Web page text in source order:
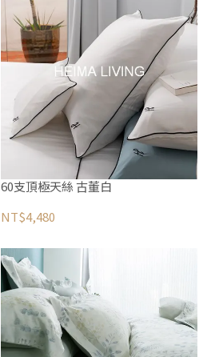
60支頂極天絲 古董白
NT$4,480